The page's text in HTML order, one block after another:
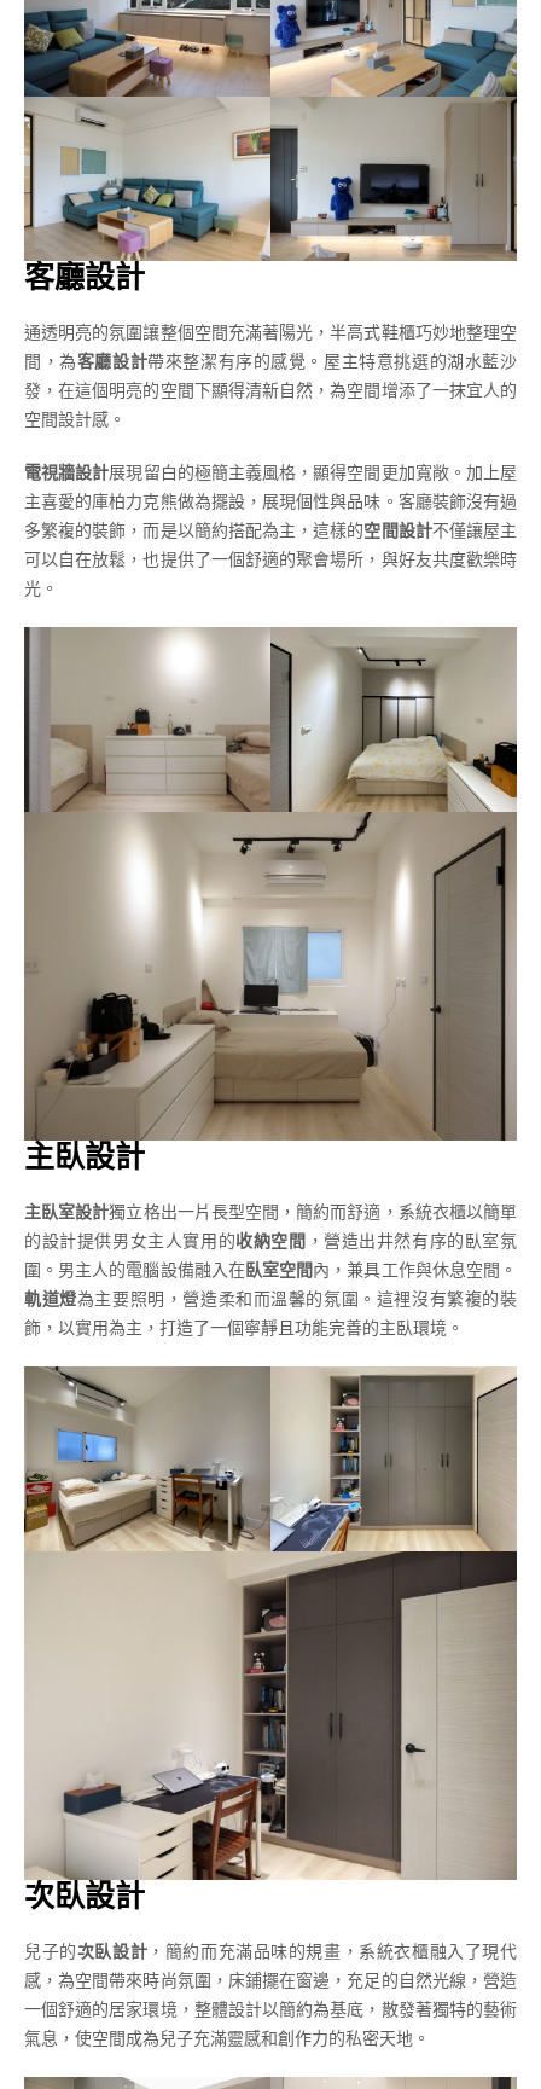
客廳設計
通透明亮的氛圍讓整個空間充滿著陽光，半高式鞋櫃巧妙地整理空
間，為客廳設計帶來整潔有序的感覺。屋主特意挑選的湖水藍沙
發，在這個明亮的空間下顯得清新自然，為空間增添了一抹宜人的
空間設計感。
電視牆設計展現留白的極簡主義風格，顯得空間更加寬敞。加上屋
主喜愛的庫柏力克熊做為擺設，展現個性與品味。客廳裝飾沒有過
多繁複的裝飾，而是以簡約搭配為主，這樣的空間設計不僅讓屋主
可以自在放鬆，也提供了一個舒適的聚會場所，與好友共度歡樂時
光。
主臥設計
主臥室設計獨立格出一片長型空間，簡約而舒適，系統衣櫃以簡單
的設計提供男女主人實用的收納空間 ，營造出井然有序的臥室氛
圍。男主人的電腦設備融入在臥室空間內，兼具工作與休息空間。
軌道燈為主要照明，營造柔和而溫馨的氛圍。這裡沒有繁複的裝
飾，以實用為主，打造了一個寧靜且功能完善的主臥環境。
次臥設計
兒子的次臥設計 ，簡約而充滿品味的規畫，系統衣櫃融入了現代
感，為空間帶來時尚氛圍，床鋪擺在窗邊，充足的自然光線，營造
一個舒適的居家環境，整體設計以簡約為基底，散發著獨特的藝術
氣息，使空間成為兒子充滿靈感和創作力的私密天地。